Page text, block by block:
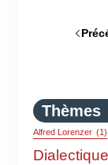
Thèmes
Alfred Lorenzer (1)
Dialectique